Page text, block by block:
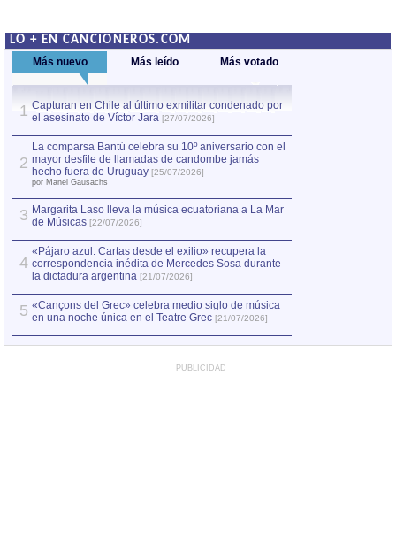
LO + EN CANCIONEROS.COM
Más nuevo Más leído Más votado
1 Capturan en Chile al último exmilitar condenado por
el asesinato de Víctor Jara [27/07/2026]
2
La comparsa Bantú celebra su 10º aniversario con el
mayor desfile de llamadas de candombe jamás
hecho fuera de Uruguay [25/07/2026]
por Manel Gausachs
3 Margarita Laso lleva la música ecuatoriana a La Mar
de Músicas [22/07/2026]
4
«Pájaro azul. Cartas desde el exilio» recupera la
correspondencia inédita de Mercedes Sosa durante
la dictadura argentina [21/07/2026]
5 «Cançons del Grec» celebra medio siglo de música
en una noche única en el Teatre Grec [21/07/2026]
PUBLICIDAD